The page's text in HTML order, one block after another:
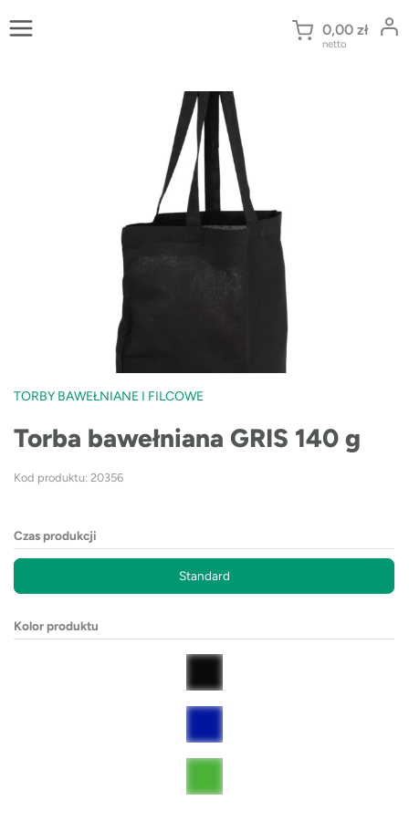
do
0,00 zł
netto
TORBY BAWEŁNIANE I FILCOWE
Torba bawełniana GRIS 140 g
Kod produktu: 20356
Czas produkcji
Standard
Kolor produktu